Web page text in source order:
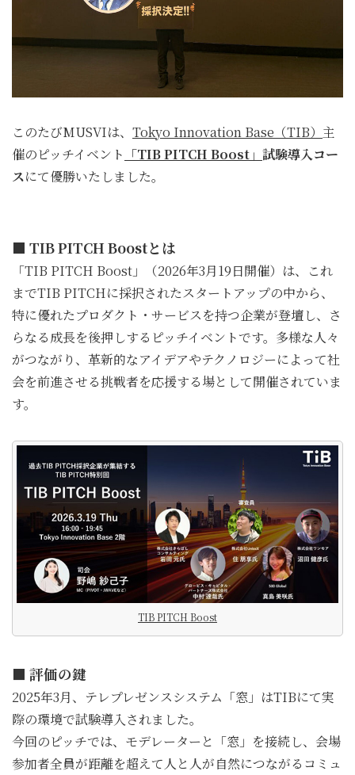
このたびMUSVIは、 Tokyo Innovation Base（TIB） 主
催のピッチイベント 「TIB PITCH Boost」 試験導入コー
スにて優勝いたしました。
■ TIB PITCH Boostとは
「TIB PITCH Boost」（2026年3月19日開催）は、これ
までTIB PITCHに採択されたスタートアップの中から、
特に優れたプロダクト・サービスを持つ企業が登壇し、さ
らなる成長を後押しするピッチイベントです。多様な人々
がつながり、革新的なアイデアやテクノロジーによって社
会を前進させる挑戦者を応援する場として開催されていま
す。
TIB PITCH Boost
■ 評価の鍵
2025年3月、テレプレゼンスシステム「窓」はTIBにて実
際の環境で試験導入されました。
今回のピッチでは、モデレーターと「窓」を接続し、会場
参加者全員が距離を超えて人と人が自然につながるコミュ